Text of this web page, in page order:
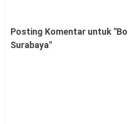
Posting Komentar untuk
Surabaya"